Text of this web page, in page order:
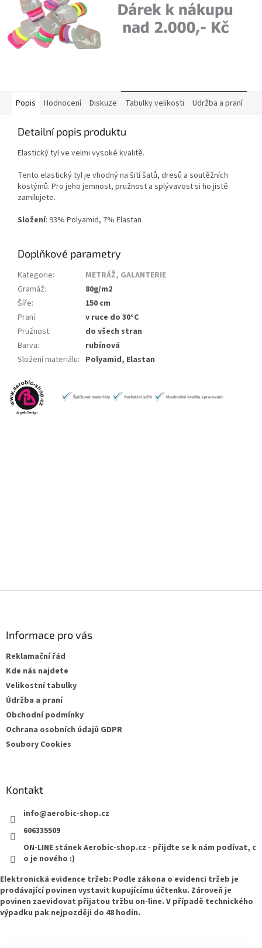
Popis Hodnocení Diskuze Tabulky velikosti Udržba a praní
Detailní popis produktu
Elastický tyl ve velmi vysoké kvalitě.
Tento elastický tyl je vhodný na šití šatů, dresů a soutěžních
kostýmů. Pro jeho jemnost, pružnost a splývavost si ho jistě
zamilujete.
Složení: 93% Polyamid, 7% Elastan
Doplňkové parametry
Kategorie:
METRÁŽ, GALANTERIE
Gramáž:
80g/m2
Šíře:
150 cm
Praní:
v ruce do 30°C
Pružnost:
do všech stran
Barva:
rubínová
Složení materiálu: Polyamid, Elastan
Informace pro vás
Reklamační řád
Kde nás najdete
Velikostní tabulky
Údržba a praní
Obchodní podmínky
Ochrana osobních údajů GDPR
Soubory Cookies
Kontakt
info@aerobic-shop.cz
606335509
ON-LINE stánek Aerobic-shop.cz - přijďte se k nám podívat, c
o je nového :)
Elektronická evidence tržeb: Podle zákona o evidenci tržeb je
prodávající povinen vystavit kupujícímu účtenku. Zároveň je
povinen zaevidovat přijatou tržbu on-line. V případě technického
výpadku pak nejpozději do 48 hodin.